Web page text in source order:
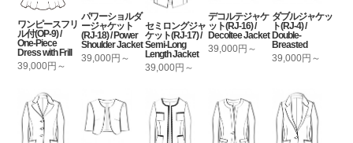
ワンピースフリ
ル付(OP-9) /
One-Piece
Dress with Frill
39,000円～
パワーショルダ
ージャケット
(RJ-18) / Power
Shoulder Jacket
39,000円～
セミロングジャ
ケット(RJ-17) /
Semi-Long
Length Jacket
39,000円～
デコルテジャケ
ット(RJ-16) /
Decoltee Jacket
39,000円～
ダブルジャケッ
ト(RJ-4) /
Double-
Breasted
39,000円～